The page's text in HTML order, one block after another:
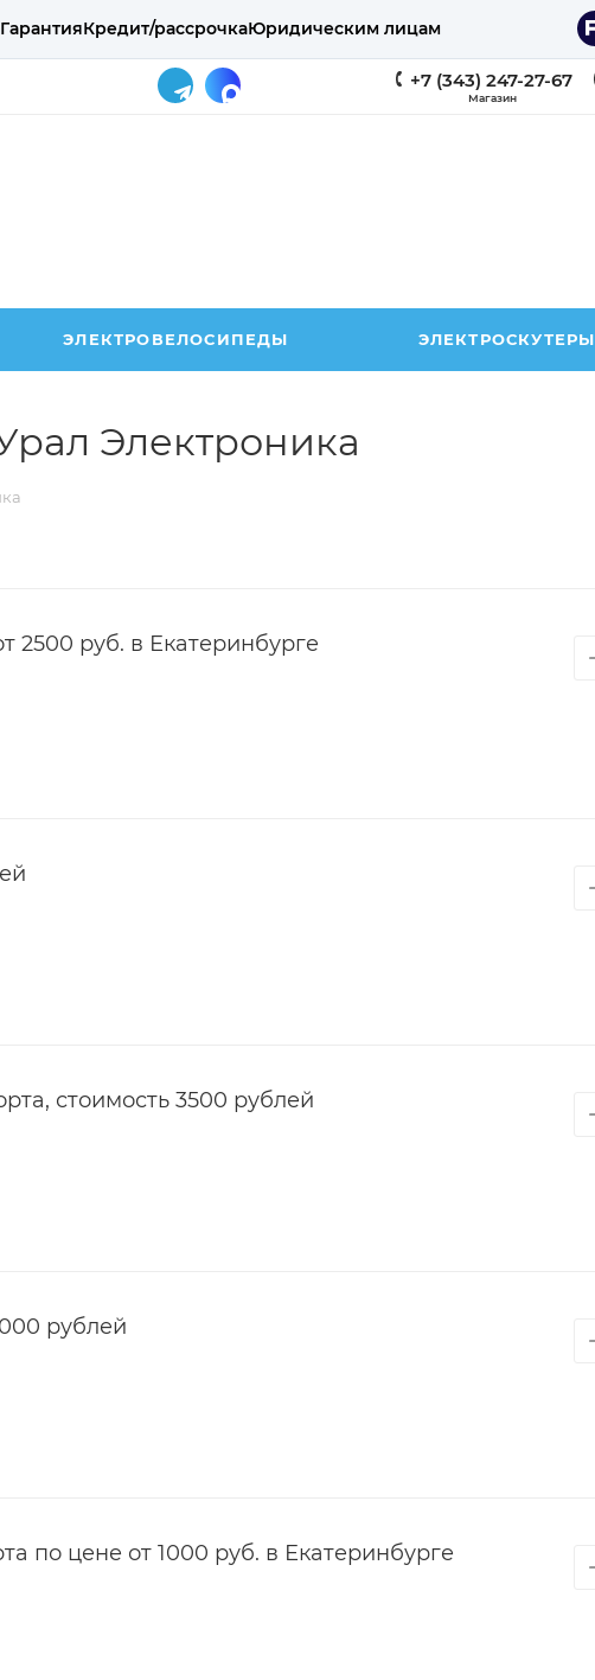
ГарантияКредит/рассрочкаЮридическим лицам
+7 (343) 247-27-67
Магазин
ЭЛЕКТРОВЕЛОСИПЕДЫ ЭЛЕКТРОСКУТЕРЫ
Электроника
2500 руб. в Екатеринбурге
стоимость 3500 рублей
рублей
по цене от 1000 руб. в Екатеринбурге